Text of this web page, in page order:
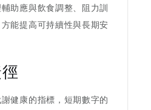
助應與飲食調整、阻力訓
能提高可持續性與長期安
健康的指標，短期數字的